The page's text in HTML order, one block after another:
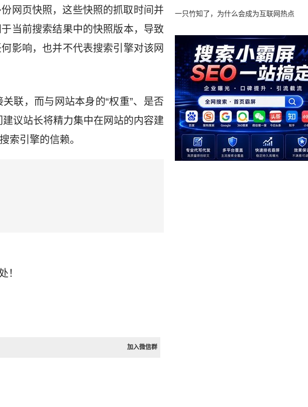
网页快照，这些快照的抓取时间并
当前搜索结果中的快照版本，导致
影响，也并不代表搜索引擎对该网
联，而与网站本身的“权重”、是否
议站长将精力集中在网站的内容建
索引擎的信赖。
！
加入微信群
一只竹知了，为什么会成为互联网热点